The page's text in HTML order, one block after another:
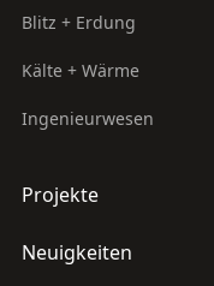
Blitz + Erdung
Kälte + Wärme
Ingenieurwesen
Projekte
Neuigkeiten